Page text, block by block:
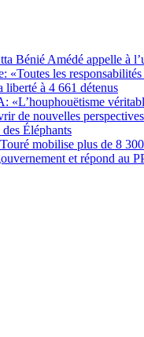
Bénié Amédé appelle à
«Toutes les
liberté à 4 661 détenus
«L’houphouëtisme
de nouvelles
Éléphants
mobilise plus de 8
et répond au